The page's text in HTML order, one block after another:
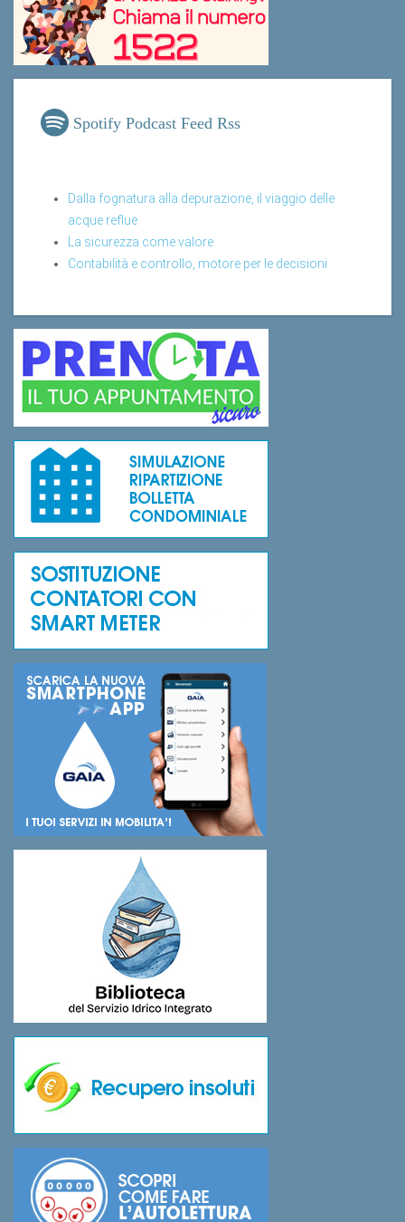
Spotify Podcast Feed Rss
Dalla fognatura alla depurazione, il viaggio delle
acque reflue
La sicurezza come valore
Contabilità e controllo, motore per le decisioni